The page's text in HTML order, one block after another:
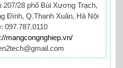
207/28 phố Bùi Xương Trạch,
Đình, Q.Thanh Xuân, Hà Nội
097.787.0110
mangcongnghiep.vn/